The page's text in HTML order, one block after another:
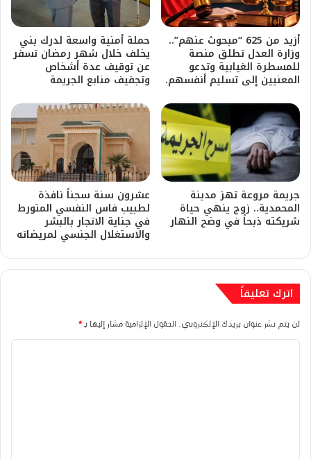
أزيد من 625 “مبحوث عنهم”..
وزارة العدل تطلق منصة
للمسطرة الغيابية وتدعو
المعنيين إلى تسليم أنفسهم.
حملة أمنية واسعة لدرك بني
يخلف خلال شهر رمضان تسفر
عن توقيف عدة أشخاص
وتجفيف منابع الجريمة
​جريمة مروعة تهز مدينة
المحمدية.. زوج ينهي حياة
شريكته ذبحاً في وضح النهار
عشرون سنة سجناً نافذة
لطبيب فاس النفسي المتورط
في جناية الاتجار بالبشر
والاستغلال الجنسي لمريضاته
اترك تعليقاً
لن يتم نشر عنوان بريدك الإلكتروني. الحقول الإلزامية مشار إليها بـ*